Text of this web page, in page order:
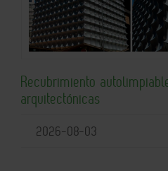
Recubrimiento
arquitectónicas
2026-08-03